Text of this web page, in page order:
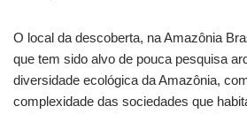
O local da descoberta, na Amazônia
que tem sido alvo de pouca pesquisa
diversidade ecológica da Amazônia,
complexidade das sociedades que